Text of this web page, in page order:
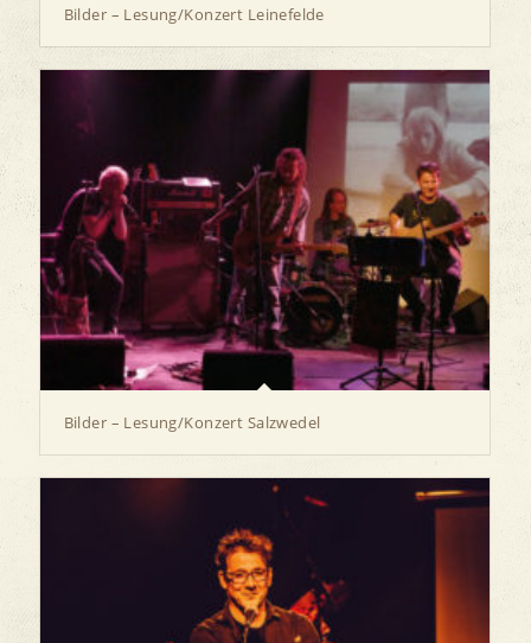
Bilder – Lesung/Konzert Leinefelde
Bilder – Lesung/Konzert Salzwedel